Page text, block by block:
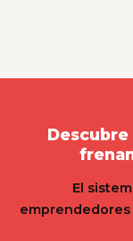
El
emprendedores